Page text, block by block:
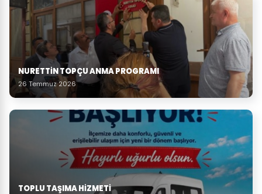
NURETTIN TOPÇU ANMA PROGRAMI
26 Temmuz 2026
TOPLU TAŞIMA HIZMETI